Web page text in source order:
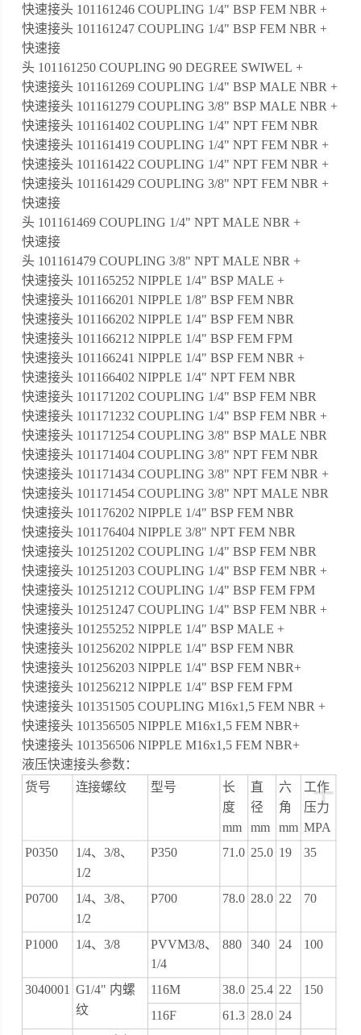
快速接头 101161246 COUPLING 1/4" BSP FEM NBR +
快速接头 101161247 COUPLING 1/4" BSP FEM NBR +
快速接
头 101161250 COUPLING 90 DEGREE SWIWEL +
快速接头 101161269 COUPLING 1/4" BSP MALE NBR +
快速接头 101161279 COUPLING 3/8" BSP MALE NBR +
快速接头 101161402 COUPLING 1/4" NPT FEM NBR
快速接头 101161419 COUPLING 1/4" NPT FEM NBR +
快速接头 101161422 COUPLING 1/4" NPT FEM NBR +
快速接头 101161429 COUPLING 3/8" NPT FEM NBR +
快速接
头 101161469 COUPLING 1/4" NPT MALE NBR +
快速接
头 101161479 COUPLING 3/8" NPT MALE NBR +
快速接头 101165252 NIPPLE 1/4" BSP MALE +
快速接头 101166201 NIPPLE 1/8" BSP FEM NBR
快速接头 101166202 NIPPLE 1/4" BSP FEM NBR
快速接头 101166212 NIPPLE 1/4" BSP FEM FPM
快速接头 101166241 NIPPLE 1/4" BSP FEM NBR +
快速接头 101166402 NIPPLE 1/4" NPT FEM NBR
快速接头 101171202 COUPLING 1/4" BSP FEM NBR
快速接头 101171232 COUPLING 1/4" BSP FEM NBR +
快速接头 101171254 COUPLING 3/8" BSP MALE NBR
快速接头 101171404 COUPLING 3/8" NPT FEM NBR
快速接头 101171434 COUPLING 3/8" NPT FEM NBR +
快速接头 101171454 COUPLING 3/8" NPT MALE NBR
快速接头 101176202 NIPPLE 1/4" BSP FEM NBR
快速接头 101176404 NIPPLE 3/8" NPT FEM NBR
快速接头 101251202 COUPLING 1/4" BSP FEM NBR
快速接头 101251203 COUPLING 1/4" BSP FEM NBR +
快速接头 101251212 COUPLING 1/4" BSP FEM FPM
快速接头 101251247 COUPLING 1/4" BSP FEM NBR +
快速接头 101255252 NIPPLE 1/4" BSP MALE +
快速接头 101256202 NIPPLE 1/4" BSP FEM NBR
快速接头 101256203 NIPPLE 1/4" BSP FEM NBR+
快速接头 101256212 NIPPLE 1/4" BSP FEM FPM
快速接头 101351505 COUPLING M16x1,5 FEM NBR +
快速接头 101356505 NIPPLE M16x1,5 FEM NBR+
快速接头 101356506 NIPPLE M16x1,5 FEM NBR+
液压快速接头参数：
+
货号 连接螺纹 型号 长
度
mm
直
径
mm
六
角
mm
工作
压力
MPA
P0350
1/4、3/8、
1/2
P350 71.0 25.0 19 35
P0700 1/4、3/8、
1/2
P700 78.0 28.0 22 70
P1000 1/4、3/8
PVVM3/8、
1/4
880 340 24 100
3040001 G1/4" 内螺
纹
116M 38.0 25.4 22
150
116F
61.3 28.0 24